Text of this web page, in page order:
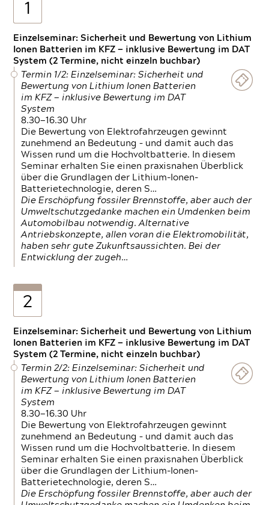
1
Einzelseminar: Sicherheit und Bewertung von Lithium
Ionen Batterien im KFZ — inklusive Bewertung im DAT
System (2 Termine, nicht einzeln buchbar)
Termin 1/2: Einzelseminar: Sicherheit und
Bewertung von Lithium Ionen Batterien
im KFZ — inklusive Bewertung im DAT
System
8.30—16.30 Uhr
Die Bewertung von Elektrofahrzeugen gewinnt
zunehmend an Bedeutung – und damit auch das
Wissen rund um die Hochvoltbatterie. In diesem
Seminar erhalten Sie einen praxisnahen Überblick
über die Grundlagen der Lithium-Ionen-
Batterietechnologie, deren S…
Die Erschöpfung fossiler Brennstoffe, aber auch der
Umweltschutzgedanke machen ein Umdenken beim
Automobilbau notwendig. Alternative
Antriebskonzepte, allen voran die Elektromobilität,
haben sehr gute Zukunftsaussichten. Bei der
Entwicklung der zugeh…
2
Einzelseminar: Sicherheit und Bewertung von Lithium
Ionen Batterien im KFZ — inklusive Bewertung im DAT
System (2 Termine, nicht einzeln buchbar)
Termin 2/2: Einzelseminar: Sicherheit und
Bewertung von Lithium Ionen Batterien
im KFZ — inklusive Bewertung im DAT
System
8.30—16.30 Uhr
Die Bewertung von Elektrofahrzeugen gewinnt
zunehmend an Bedeutung – und damit auch das
Wissen rund um die Hochvoltbatterie. In diesem
Seminar erhalten Sie einen praxisnahen Überblick
über die Grundlagen der Lithium-Ionen-
Batterietechnologie, deren S…
Die Erschöpfung fossiler Brennstoffe, aber auch der